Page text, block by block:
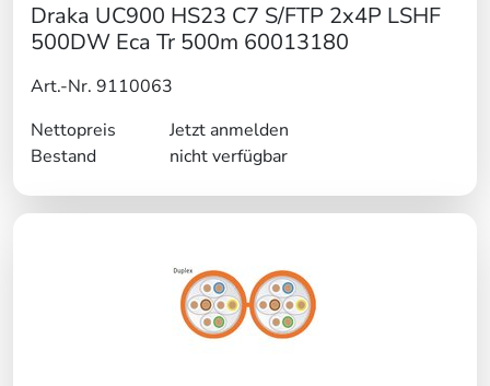
Draka UC900 HS23 C7 S/FTP 2x4P LSHF
500DW Eca Tr 500m 60013180
Art.-Nr. 9110063
Nettopreis
Jetzt anmelden
Bestand
nicht verfügbar